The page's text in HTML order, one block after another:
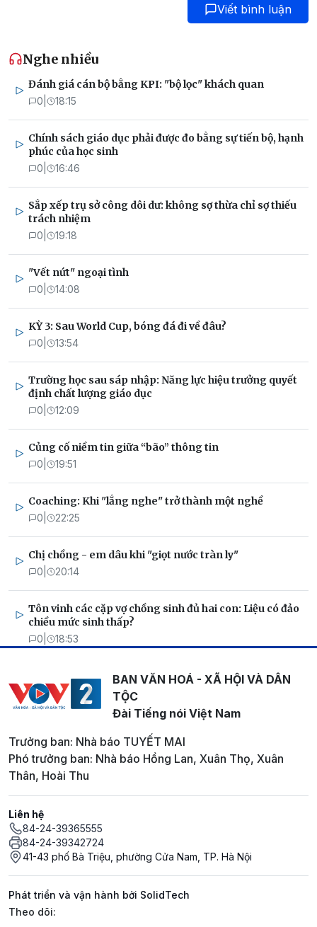
Viết bình luận
Nghe nhiều
Đánh giá cán bộ bằng KPI: "bộ lọc" khách quan
0 18:15
Chính sách giáo dục phải được đo bằng sự tiến bộ, hạnh
phúc của học sinh
0 16:46
Sắp xếp trụ sở công dôi dư: không sợ thừa chỉ sợ thiếu
trách nhiệm
0 19:18
"Vết nứt" ngoại tình
0 14:08
KỲ 3: Sau World Cup, bóng đá đi về đâu?
0 13:54
Trường học sau sáp nhập: Năng lực hiệu trưởng quyết
định chất lượng giáo dục
0 12:09
Củng cố niềm tin giữa “bão” thông tin
0 19:51
Coaching: Khi "lắng nghe" trở thành một nghề
0 22:25
Chị chồng - em dâu khi "giọt nước tràn ly"
0 20:14
Tôn vinh các cặp vợ chồng sinh đủ hai con: Liệu có đảo
chiều mức sinh thấp?
0 18:53
BAN VĂN HOÁ - XÃ HỘI VÀ DÂN
TỘC
Đài Tiếng nói Việt Nam
Trưởng ban: Nhà báo TUYẾT MAI
Phó trưởng ban: Nhà báo Hồng Lan, Xuân Thọ, Xuân
Thân, Hoài Thu
Liên hệ
84-24-39365555
84-24-39342724
41-43 phố Bà Triệu, phường Cửa Nam, TP. Hà Nội
Phát triển và vận hành bởi SolidTech
Mạng xã hội
Theo dõi: